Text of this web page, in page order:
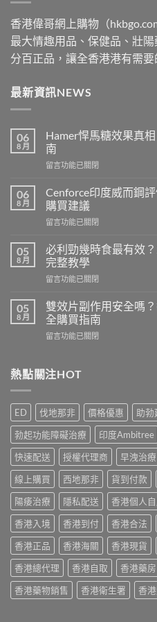
香港偉哥網上購物（
最大情趣用品、保健品、壯
分百正品，讓全香港港有需
最新資訊NEWS
06
8 月
Hamer悍馬糖效果真
南
在
悍
馬
糖
效
真
相：
香
港
家
實
與
購
南〉
中
留言功能已關閉
06
8 月
Cenforce印度威而鋼
購買建議
在
印
度
威
而
評
價：
香
港
真
用
心
得
與
購
買
建
議〉
中
留言功能已關閉
05
8 月
必利勁幾時食最有效
完整教學
在
利
勁
幾
時
有
香
港
用
家
必
讀
用
法
用
量
完
整
教
學〉
中
留言功能已關閉
05
8 月
雙效片副作用安全嗎
全購買指南
在
片
副
用
安
全
嗎？
香
港
用
家
真
實
服
用
經
驗
與
安
全
留言功能已關閉
熱點關注HOT
ED 伐地那非 價格優惠 助勃
勃起功能障礙治療
印度Ambitree
快速配送
授權代理商 早洩治療
線上購買
西地那非 貨到付款
陽痿治療
隱私配送 香港個人
香港入境
香港到付 香港合法
香港正品
香港海關 香港現貨
香港總代理
香港自取 香港藥房
香港藥物銷售
香港衛生署 香